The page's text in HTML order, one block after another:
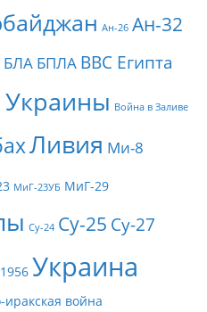
Ан-26 Ан-32
БЛА БПЛА ВВС Египта
Война в Заливе
Ливия Ми-8
МиГ-23УБ МиГ-29
Су-24 Су-25 Су-27
Украина
иракская война